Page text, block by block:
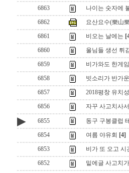
6863
나이는 숫자에
6862
요산요수(樂山
6861
비오는 날에는
6860
울님들 생선 튀
6859
비가와도 한게
6858
빗소리가 반가
6857
2018평창 유치
6856
자꾸 사고치사
▶ 6855
동구 구봉클럽
6854
여름 야유회 [4]
6853
비가 또 오고 시
6852
밑에글 사고치